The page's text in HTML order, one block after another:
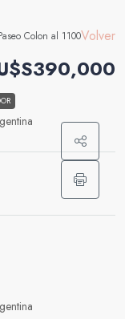
Colon al 1100Volver